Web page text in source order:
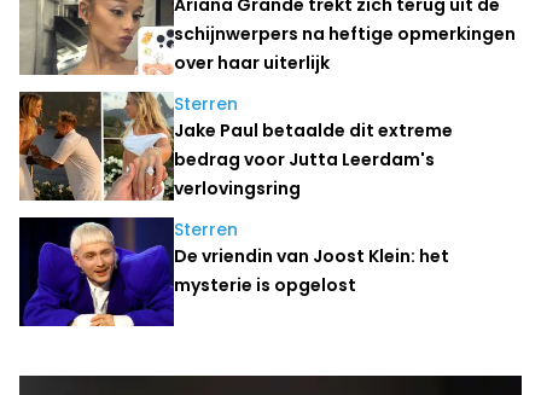
schijnwerpers na heftige opmerkingen
over haar uiterlijk
Sterren
Jake Paul betaalde dit extreme
bedrag voor Jutta Leerdam's
verlovingsring
Sterren
De vriendin van Joost Klein: het
mysterie is opgelost
Laatste nieuws